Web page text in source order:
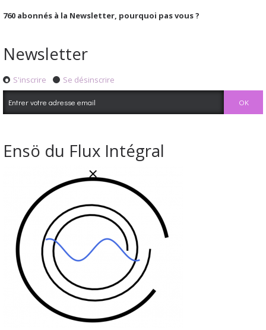
760 abonnés à la Newsletter, pourquoi pas vous ?
Newsletter
S'inscrire Se désinscrire
Ensö du Flux Intégral